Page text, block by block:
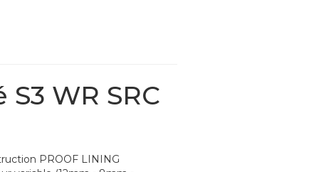
WR SRC
PROOF LINING